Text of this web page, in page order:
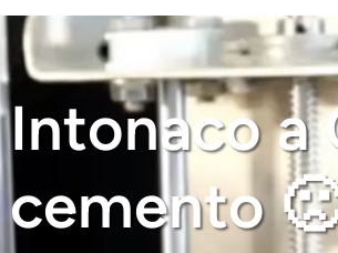
Intonaco a
cemento